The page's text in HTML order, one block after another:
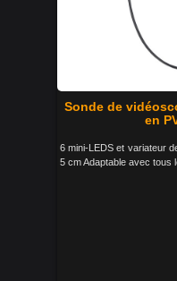
Sonde de
en
6 mini-LEDS et variateur
5 cm Adaptable avec tous